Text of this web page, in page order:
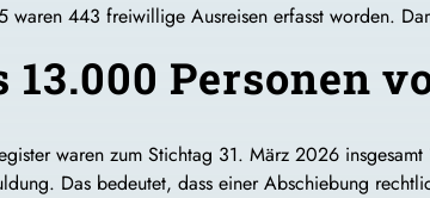
waren 443 freiwillige Ausreisen erfasst worden.
13.000 Personen
waren zum Stichtag 31. März 2026
Das bedeutet, dass einer Abschiebung